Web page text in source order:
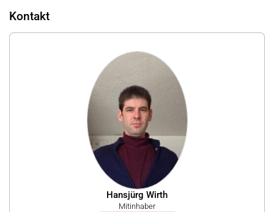
Kontakt
Hansjürg Wirth
Mitinhaber